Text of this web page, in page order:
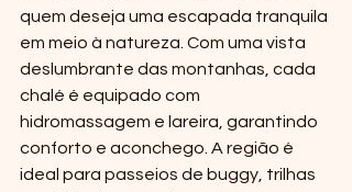
quem deseja uma escapada tranquila
em meio à natureza. Com uma vista
deslumbrante das montanhas, cada
chalé é equipado com
hidromassagem e lareira, garantindo
conforto e aconchego. A região é
ideal para passeios de buggy, trilhas